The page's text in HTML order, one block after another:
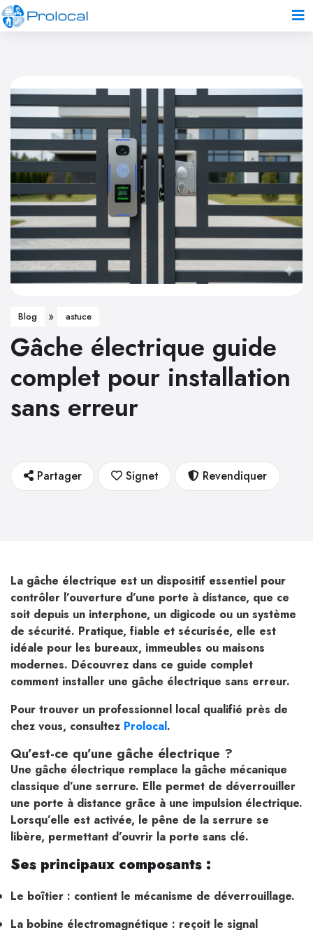
Blog » astuce
Gâche électrique guide
complet pour installation
sans erreur
Partager Signet Revendiquer
La gâche électrique est un dispositif essentiel pour
contrôler l’ouverture d’une porte à distance, que ce
soit depuis un interphone, un digicode ou un système
de sécurité. Pratique, fiable et sécurisée, elle est
idéale pour les bureaux, immeubles ou maisons
modernes. Découvrez dans ce guide complet
comment installer une gâche électrique sans erreur.
Pour trouver un professionnel local qualifié près de
chez vous, consultez Prolocal.
Qu’est-ce qu’une gâche électrique ?
Une gâche électrique remplace la gâche mécanique
classique d’une serrure. Elle permet de déverrouiller
une porte à distance grâce à une impulsion électrique.
Lorsqu’elle est activée, le pêne de la serrure se
libère, permettant d’ouvrir la porte sans clé.
Ses principaux composants :
Le boîtier : contient le mécanisme de déverrouillage.
La bobine électromagnétique : reçoit le signal